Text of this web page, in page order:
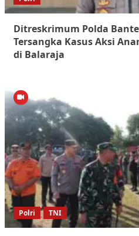
Ditreskrimum Polda
Tersangka Kasus Aksi
di Balaraja
Polri TNI